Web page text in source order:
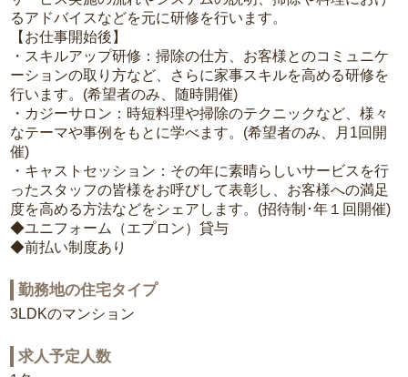
るアドバイスなどを元に研修を行います。
【お仕事開始後】
・スキルアップ研修：掃除の仕方、お客様とのコミュニケ
ーションの取り方など、さらに家事スキルを高める研修を
行います。(希望者のみ、随時開催)
・カジーサロン：時短料理や掃除のテクニックなど、様々
なテーマや事例をもとに学べます。(希望者のみ、月1回開
催)
・キャストセッション：その年に素晴らしいサービスを行
ったスタッフの皆様をお呼びして表彰し、お客様への満足
度を高める方法などをシェアします。(招待制･年１回開催)
◆ユニフォーム（エプロン）貸与
◆前払い制度あり
勤務地の住宅タイプ
3LDKのマンション
求人予定人数